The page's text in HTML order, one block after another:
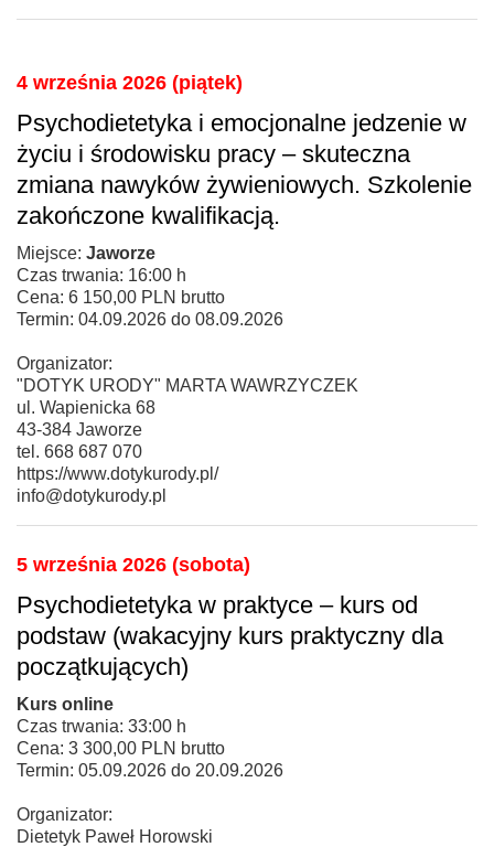
4 września 2026 (piątek)
Psychodietetyka i emocjonalne jedzenie w
życiu i środowisku pracy – skuteczna
zmiana nawyków żywieniowych. Szkolenie
zakończone kwalifikacją.
Miejsce: Jaworze
Czas trwania: 16:00 h
Cena: 6 150,00 PLN brutto
Termin: 04.09.2026 do 08.09.2026
Organizator:
"DOTYK URODY" MARTA WAWRZYCZEK
ul. Wapienicka 68
43-384 Jaworze
tel. 668 687 070
https://www.dotykurody.pl/
info@dotykurody.pl
5 września 2026 (sobota)
Psychodietetyka w praktyce – kurs od
podstaw (wakacyjny kurs praktyczny dla
początkujących)
Kurs online
Czas trwania: 33:00 h
Cena: 3 300,00 PLN brutto
Termin: 05.09.2026 do 20.09.2026
Organizator:
Dietetyk Paweł Horowski